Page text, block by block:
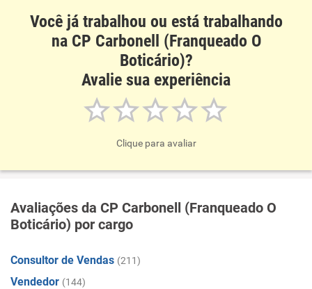
Você já trabalhou ou está trabalhando
na CP Carbonell (Franqueado O
Boticário)?
Avalie sua experiência
Clique para avaliar
Avaliações da CP Carbonell (Franqueado O
Boticário) por cargo
Consultor de Vendas (211)
Vendedor (144)